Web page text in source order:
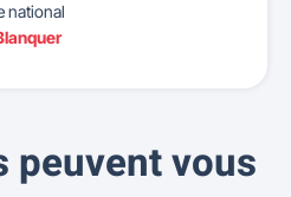
national
peuvent vous